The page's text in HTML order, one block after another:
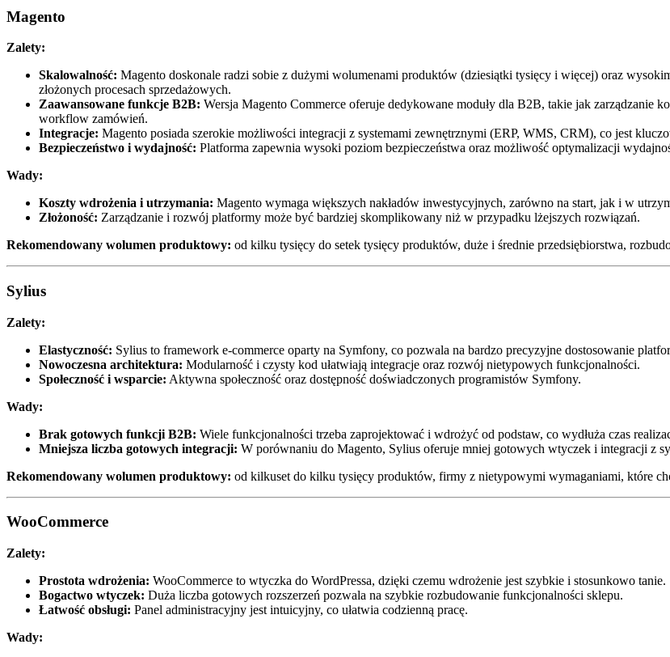
Magento
Zalety:
Skalowalność: Magento doskonale radzi sobie z dużymi wolumenami produktów (dziesiątki tysięcy i więcej) oraz
złożonych procesach sprzedażowych.
Zaawansowane funkcje B2B: Wersja Magento Commerce oferuje dedykowane moduły dla B2B, takie jak
workflow zamówień.
Integracje: Magento posiada szerokie możliwości integracji z systemami zewnętrznymi (ERP, WMS, CRM), co jest
Bezpieczeństwo i wydajność: Platforma zapewnia wysoki poziom bezpieczeństwa oraz możliwość optymalizacji
Wady:
Koszty wdrożenia i utrzymania: Magento wymaga większych nakładów inwestycyjnych, zarówno na start, jak i w
Złożoność: Zarządzanie i rozwój platformy może być bardziej skomplikowany niż w przypadku lżejszych rozwiązań.
Rekomendowany wolumen produktowy: od kilku tysięcy do setek tysięcy produktów, duże i średnie przedsiębiorstwa,
Sylius
Zalety:
Elastyczność: Sylius to framework e-commerce oparty na Symfony, co pozwala na bardzo precyzyjne dostosowanie
Nowoczesna architektura: Modularność i czysty kod ułatwiają integracje oraz rozwój nietypowych funkcjonalności.
Społeczność i wsparcie: Aktywna społeczność oraz dostępność doświadczonych programistów Symfony.
Wady:
Brak gotowych funkcji B2B: Wiele funkcjonalności trzeba zaprojektować i wdrożyć od podstaw, co wydłuża czas
Mniejsza liczba gotowych integracji: W porównaniu do Magento, Sylius oferuje mniej gotowych wtyczek i integracji z
Rekomendowany wolumen produktowy: od kilkuset do kilku tysięcy produktów, firmy z nietypowymi wymaganiami, które
WooCommerce
Zalety:
Prostota wdrożenia: WooCommerce to wtyczka do WordPressa, dzięki czemu wdrożenie jest szybkie i stosunkowo tanie.
Bogactwo wtyczek: Duża liczba gotowych rozszerzeń pozwala na szybkie rozbudowanie funkcjonalności sklepu.
Łatwość obsługi: Panel administracyjny jest intuicyjny, co ułatwia codzienną pracę.
Wady: